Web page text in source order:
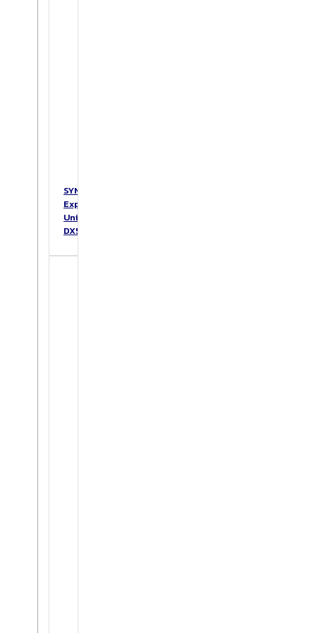
SYNOLOGY
Expansion
Unit
DX517